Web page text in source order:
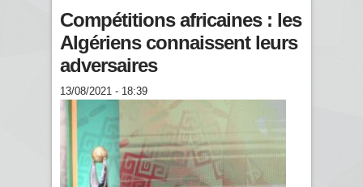
Compétitions africaines : les
Algériens connaissent leurs
adversaires
13/08/2021 - 18:39